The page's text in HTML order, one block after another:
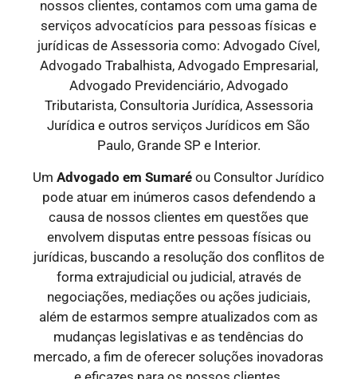
nossos clientes, contamos com uma gama de
serviços advocatícios para pessoas físicas e
jurídicas de Assessoria como: Advogado Cível,
Advogado Trabalhista, Advogado Empresarial,
Advogado Previdenciário, Advogado
Tributarista, Consultoria Jurídica, Assessoria
Jurídica e outros serviços Jurídicos em São
Paulo, Grande SP e Interior.
Um Advogado em Sumaré ou Consultor Jurídico
pode atuar em inúmeros casos defendendo a
causa de nossos clientes em questões que
envolvem disputas entre pessoas físicas ou
jurídicas, buscando a resolução dos conflitos de
forma extrajudicial ou judicial, através de
negociações, mediações ou ações judiciais,
além de estarmos sempre atualizados com as
mudanças legislativas e as tendências do
mercado, a fim de oferecer soluções inovadoras